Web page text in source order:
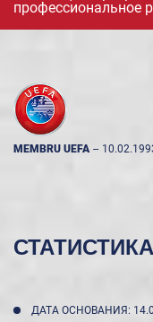
профессиональное
MEMBRU UEFA --
СТАТИСТИКА
ДАТА ОСНОВАНИЯ: